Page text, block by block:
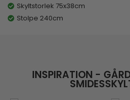
Skyltstorlek 75x38cm
Stolpe 240cm
INSPIRATION -